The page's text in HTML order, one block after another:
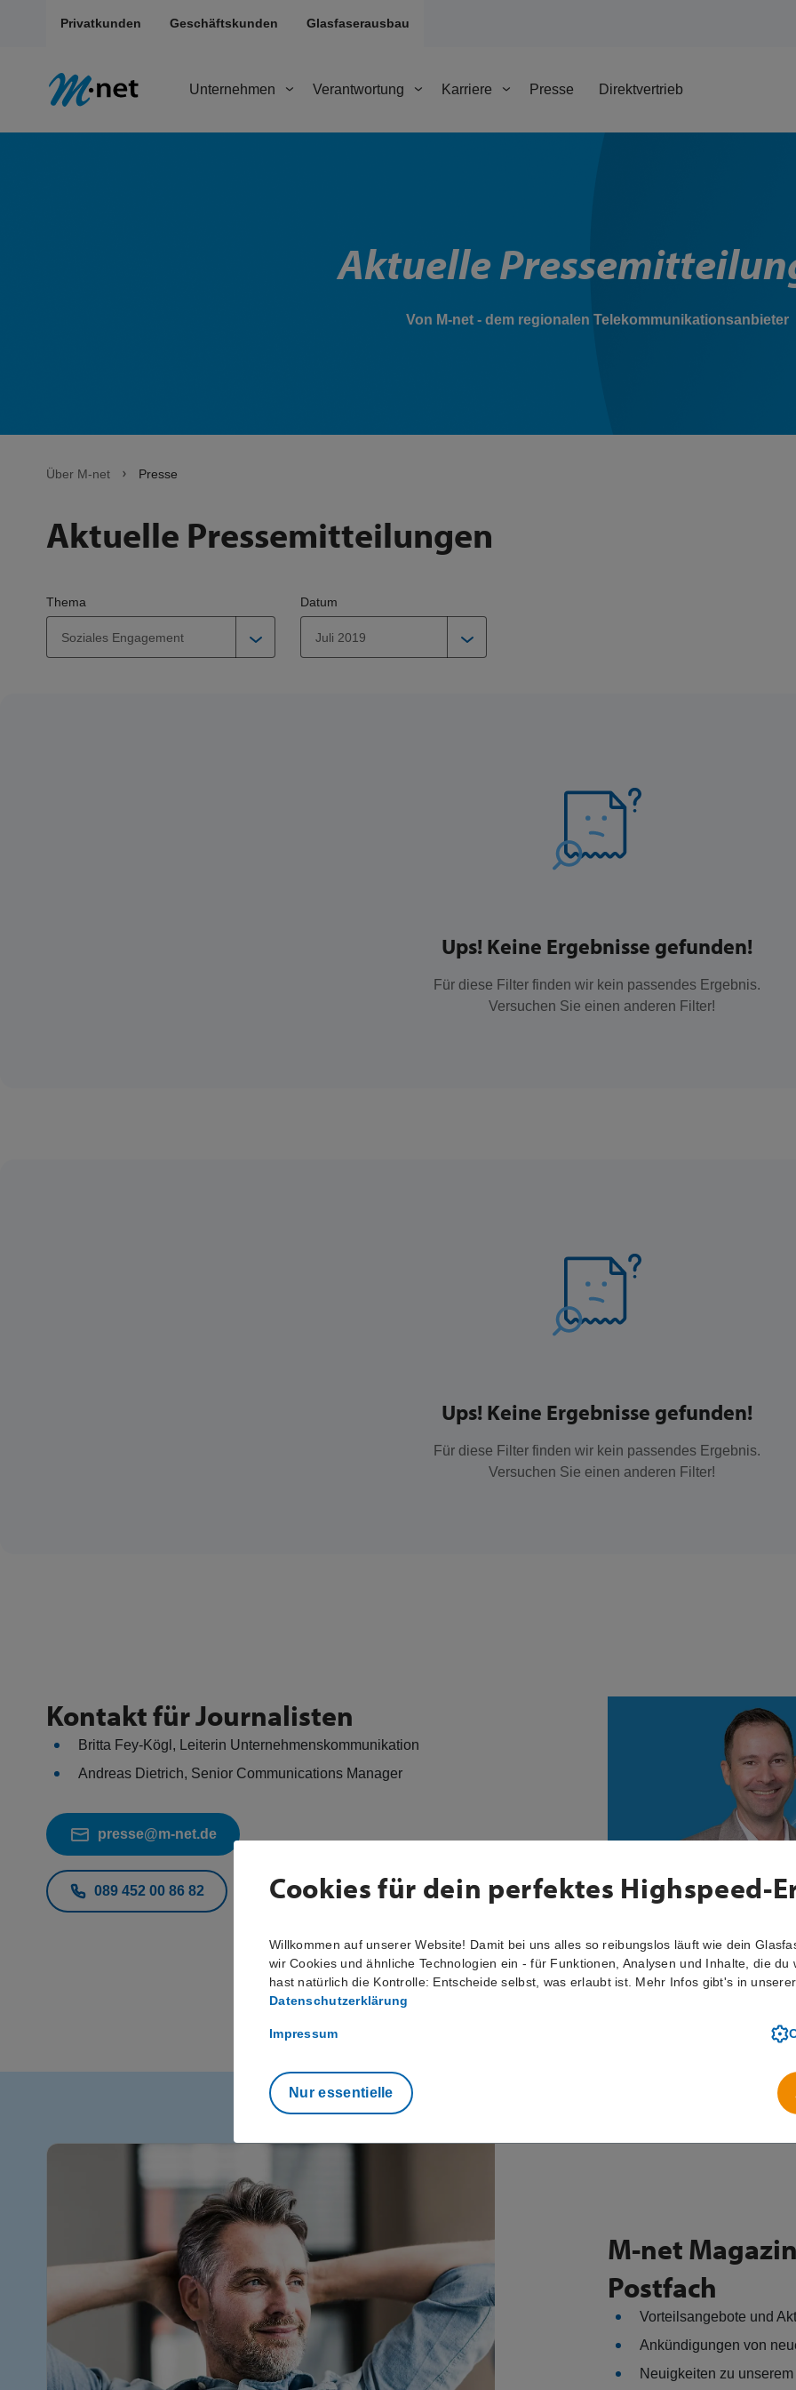
Privatkunden Geschäftskunden Glasfaserausbau
Unternehmen Verantwortung Karriere Presse Direktvertrieb
Aktuelle
Von M-net - dem regionalen Telekommunikationsanbieter
Über M-net Presse
Aktuelle Pressemitteilungen
Thema
Soziales Engagement
Datum
Juli 2019
Ups! Keine Ergebnisse gefunden!
Für diese Filter finden wir kein passendes Ergebnis.
Versuchen Sie einen anderen Filter!
Ups! Keine Ergebnisse gefunden!
Für diese Filter finden wir kein passendes Ergebnis.
Versuchen Sie einen anderen Filter!
Kontakt für Journalisten
Britta Fey-Kögl, Leiterin Unternehmenskommunikation
Andreas Dietrich, Senior Communications Manager
presse@m-net.de
089 452 00 86 82
M-net
Postfach
Vorteilsangebote und
Ankündigungen von
Neuigkeiten zu
Cookies für dein perfektes Highspeed-
Willkommen auf unserer Website! Damit bei uns alles so reibungslos läuft wie dein
wir Cookies und ähnliche Technologien ein - für Funktionen, Analysen und Inhalte, die du
hast natürlich die Kontrolle: Entscheide selbst, was erlaubt ist. Mehr Infos gibt's in unserer
Datenschutzerklärung
Impressum
Nur essentielle